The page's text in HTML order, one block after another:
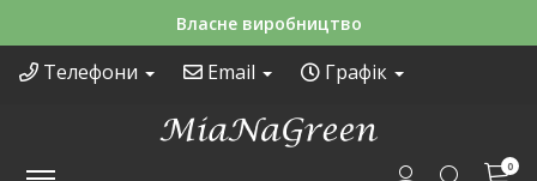
Зручні способи оплати
Телефони Email Графік
0